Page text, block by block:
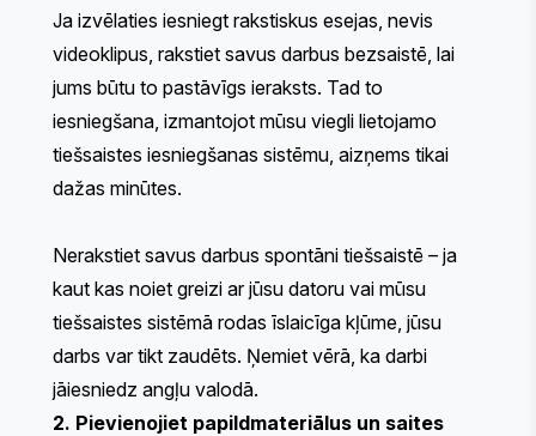
Ja izvēlaties iesniegt rakstiskus esejas, nevis
videoklipus, rakstiet savus darbus bezsaistē, lai
jums būtu to pastāvīgs ieraksts. Tad to
iesniegšana, izmantojot mūsu viegli lietojamo
tiešsaistes iesniegšanas sistēmu, aizņems tikai
dažas minūtes.
Nerakstiet savus darbus spontāni tiešsaistē – ja
kaut kas noiet greizi ar jūsu datoru vai mūsu
tiešsaistes sistēmā rodas īslaicīga kļūme, jūsu
darbs var tikt zaudēts. Ņemiet vērā, ka darbi
jāiesniedz angļu valodā.
2. Pievienojiet papildmateriālus un saites